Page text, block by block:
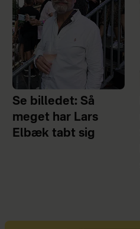
Se billedet: Så
meget har Lars
Elbæk tabt sig